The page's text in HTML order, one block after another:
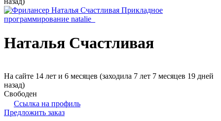
Наталья Счастливая
На сайте 14 лет и 6 месяцев (заходила 7 лет 7 месяцев 19 дней
назад)
Свободен
Ссылка на профиль
Предложить заказ